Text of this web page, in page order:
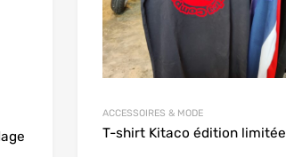
ACCESSOIRES & MODE
T-shirt Kitaco édition limitée